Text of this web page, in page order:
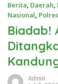
Berita, Daerah,
Nasional,
​Biadab!
Admin